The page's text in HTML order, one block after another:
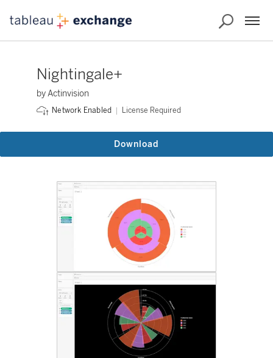
Nightingale+
by Actinvision
Network Enabled License Required
Download